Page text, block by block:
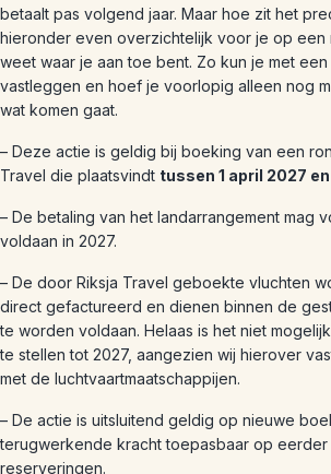
betaalt pas volgend jaar. Maar hoe zit het
hieronder even overzichtelijk voor je op een
weet waar je aan toe bent. Zo kun je met
vastleggen en hoef je voorlopig alleen nog
wat komen gaat.
– Deze actie is geldig bij boeking van een
Travel die plaatsvindt tussen 1 april 2027
– De betaling van het landarrangement mag
voldaan in 2027.
– De door Riksja Travel geboekte vluchten
direct gefactureerd en dienen binnen de
te worden voldaan. Helaas is het niet
te stellen tot 2027, aangezien wij hierover
met de luchtvaartmaatschappijen.
– De actie is uitsluitend geldig op nieuwe
terugwerkende kracht toepasbaar op eerder
reserveringen.